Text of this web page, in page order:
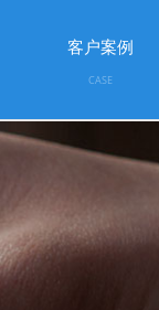
客户案例
CASE